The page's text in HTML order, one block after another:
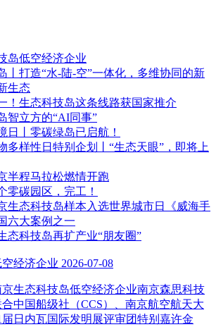
岛低空经济企业
丨打造“水-陆-空”一体化，多维协同的新
生态
！生态科技岛这条线路获国家推介
智立方的“AI同事”
日丨零碳绿岛已启航！
多样性日特别企划丨“生态天眼”，即将上
半程马拉松燃情开跑
零碳园区，完工！
生态科技岛样本入选世界城市日《威海手
六大案例之一
态科技岛再扩产业“朋友圈”
经济企业 2026-07-08
生态科技岛低空经济企业南京森思科技
中国船级社（CCS）、南京航空航天大
日内瓦国际发明展评审团特别嘉许金